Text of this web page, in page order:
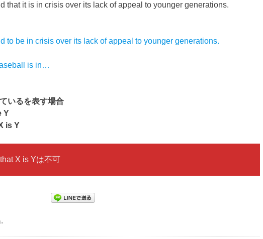
that it is in crisis over its lack of appeal to younger generations.
to be in crisis over its lack of appeal to younger generations.
is in…
いるを表す場合
Y
is Y
X is Yは不可
.